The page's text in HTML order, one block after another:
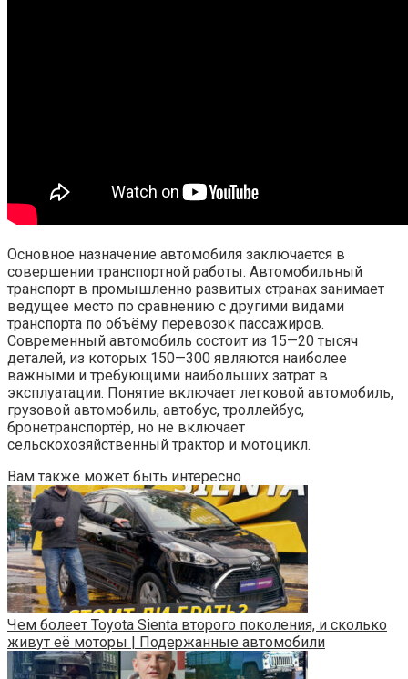
Основное назначение автомобиля заключается в
совершении транспортной работы. Автомобильный
транспорт в промышленно развитых странах занимает
ведущее место по сравнению с другими видами
транспорта по объёму перевозок пассажиров.
Современный автомобиль состоит из 15—20 тысяч
деталей, из которых 150—300 являются наиболее
важными и требующими наибольших затрат в
эксплуатации. Понятие включает легковой автомобиль,
грузовой автомобиль, автобус, троллейбус,
бронетранспортёр, но не включает
сельскохозяйственный трактор и мотоцикл.
Вам также может быть интересно
Чем болеет Toyota Sienta второго поколения, и сколько
живут её моторы | Подержанные автомобили